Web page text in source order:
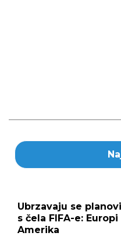
Ubrzavaju se
s čela FIFA-e:
Amerika